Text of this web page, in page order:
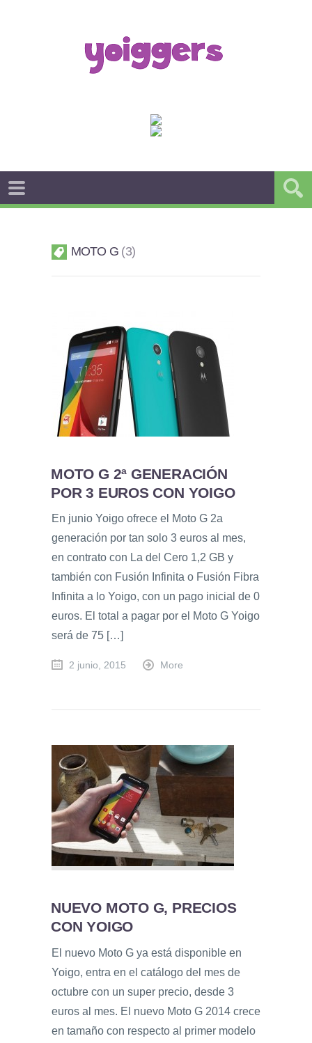
MOTO G 3
MOTO G 2ª GENERACIÓN
POR 3 EUROS CON YOIGO
En junio Yoigo ofrece el Moto G 2a
generación por tan solo 3 euros al mes,
en contrato con La del Cero 1,2 GB y
también con Fusión Infinita o Fusión Fibra
Infinita a lo Yoigo, con un pago inicial de 0
euros. El total a pagar por el Moto G Yoigo
será de 75 […]
2 junio, 2015 More
NUEVO MOTO G, PRECIOS
CON YOIGO
El nuevo Moto G ya está disponible en
Yoigo, entra en el catálogo del mes de
octubre con un super precio, desde 3
euros al mes. El nuevo Moto G 2014 crece
en tamaño con respecto al primer modelo